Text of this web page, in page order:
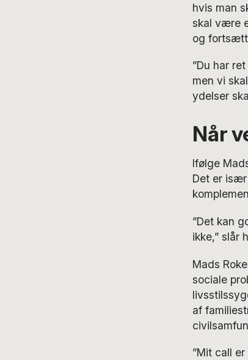
hvis man
skal være
og
”Du har
men vi
ydelser
Når
Ifølge
Det er
”Det kan
ikke,” slår
Mads
sociale
af
”Mit call